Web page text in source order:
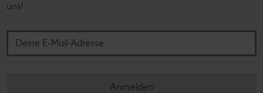
uns!
Anmelden